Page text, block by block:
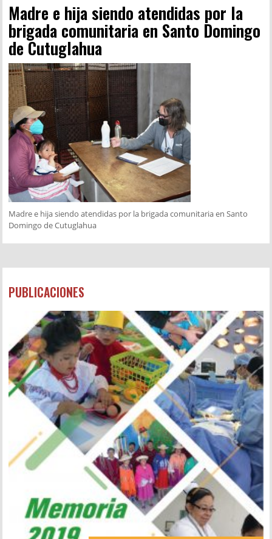
Madre e hija siendo atendidas por la
brigada comunitaria en Santo Domingo
de Cutuglahua
Madre e hija siendo atendidas por la brigada comunitaria en Santo
Domingo de Cutuglahua
PUBLICACIONES